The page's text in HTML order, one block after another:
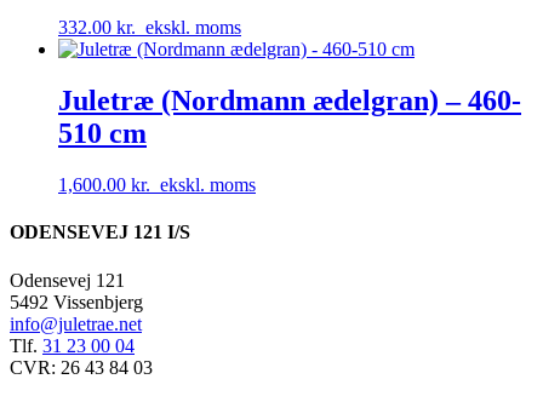
332.00 kr. ekskl. moms
Juletræ (Nordmann ædelgran) – 460-
510 cm
1,600.00 kr. ekskl. moms
ODENSEVEJ 121 I/S
Odensevej 121
5492 Vissenbjerg
info@juletrae.net
Tlf. 31 23 00 04
CVR: 26 43 84 03